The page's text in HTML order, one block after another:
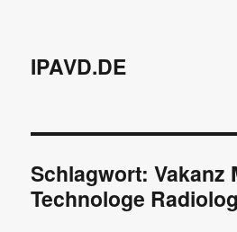
IPAVD.DE
Schlagwort:Vakanz
Technologe